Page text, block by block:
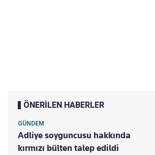
ÖNERİLEN HABERLER
GÜNDEM
Adliye soyguncusu hakkında
kırmızı bülten talep edildi